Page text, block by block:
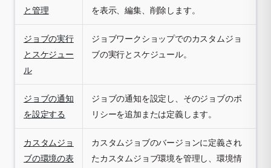
と管理
を表示、編集、削除します。
ジョブの実行
とスケジュー
ル
ジョブワークショップでのカスタムジョ
ブの実行とスケジュール。
ジョブの通知
を設定する
ジョブの通知を設定し、そのジョブのポ
リシーを追加または定義します。
カスタムジョ
ブの環境の表
カスタムジョブのバージョンに定義され
たカスタムジョブ環境を管理し、環境情